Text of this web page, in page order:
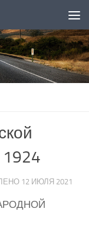
1924
12 ИЮЛЯ 2021